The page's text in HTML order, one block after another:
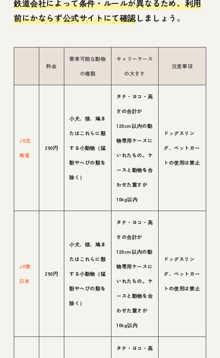
鉄道会社によって条件・ルールが異なるため、利用
前にかならず公式サイトにて確認しましょう。
料金
乗車可能な動物
の種類
キャリーケース
の大きさ
注意事項
JR北
海道
290円
小犬、猫、鳩ま
たはこれらに類
する小動物（猛
獣やへびの類を
除く）
タテ・ヨコ・高
さの合計が
120cm以内の動
物専用ケースに
いれたもの。ケ
ースと動物を合
わせた重さが
10kg以内
ドッグスリン
グ、ペットカー
トの使用は禁止
JR東
日本
290円
小犬、猫、鳩ま
たはこれらに類
する小動物（猛
獣やへびの類を
除く）
タテ・ヨコ・高
さの合計が
120cm以内の動
物専用ケースに
いれたもの。ケ
ースと動物を合
わせた重さが
10kg以内
ドッグスリン
グ、ペットカー
トの使用は禁止
タテ・ヨコ・高